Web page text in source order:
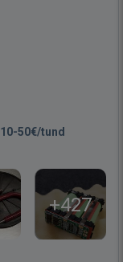
10-50€/tund
+427